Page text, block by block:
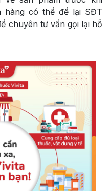
hàng có thể để lại SĐT
chuyên tư vấn gọi lại hỗ